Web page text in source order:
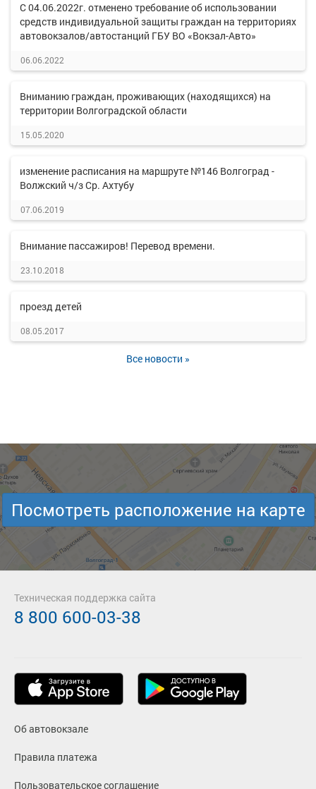
С 04.06.2022г. отменено требование об использовании
средств индивидуальной защиты граждан на территориях
автовокзалов/автостанций ГБУ ВО «Вокзал-Авто»
06.06.2022
Вниманию граждан, проживающих (находящихся) на
территории Волгоградской области
15.05.2020
изменение расписания на маршруте №146 Волгоград -
Волжский ч/з Ср. Ахтубу
07.06.2019
Внимание пассажиров! Перевод времени.
23.10.2018
проезд детей
08.05.2017
Все новости »
Посмотреть расположение на карте
Об автовокзале
Правила платежа
Пользовательское соглашение
Техническая поддержка сайта
8 800 600-03-38